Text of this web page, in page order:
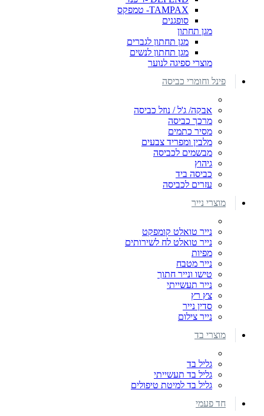
TAMPAX- טמפקס
סופגנים
מגן תחתון
מגן תחתון לגברים
מגן תחתון לנשים
מוצרי ספיגה לנוער
פינל וחומרי כביסה
אבקה/ ג'ל / נוזל כביסה
מרכך כביסה
מסיר כתמים
מלבין ומפריד צבעים
מבשמים לכביסה
גיהוץ
כביסה ביד
עזרים לכביסה
מוצרי נייר
נייר טואלט קומפקט
נייר טואלט לח לשירותים
מפיות
נייר מטבח
טישו ונייר חתוך
נייר תעשייתי
צץ רץ
סדין נייר
נייר צילום
מוצרי בד
גליל בד
גליל בד תעשייתי
גליל בד למיטת טיפולים
חד פעמי